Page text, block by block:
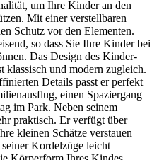
um Ihre Kinder an den
Mit einer verstellbaren
Schutz vor den Elementen.
so dass Sie Ihre Kinder bei
Das Design des Kinder-
klassisch und modern zugleich.
Details passt er perfekt
einen Spaziergang
im Park. Neben seinem
praktisch. Er verfügt über
kleinen Schätze verstauen
Kordelzüge leicht